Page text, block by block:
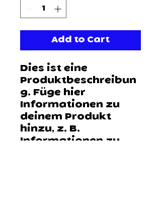
Add to Cart
Dies ist eine
Produktbeschreibun
g. Füge hier
Informationen zu
deinem Produkt
hinzu, z. B.
Informationen zu